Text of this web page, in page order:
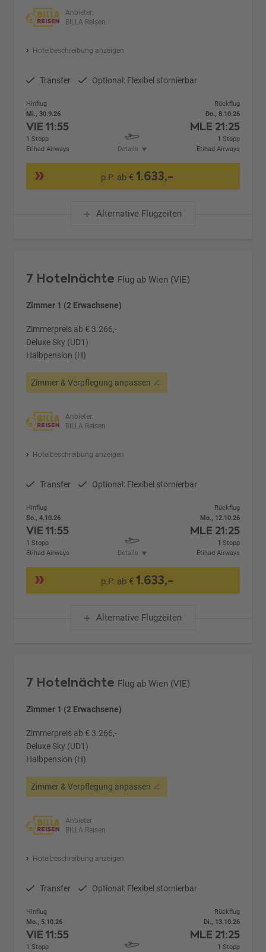
Anbieter:
BILLA Reisen
Hotelbeschreibung anzeigen
Transfer Optional: Flexibel stornierbar
Hinflug
Mi., 30.9.26
VIE11:55
1 Stopp
Etihad Airways
Details
Rückflug
Do., 8.10.26
MLE 21:25
1 Stopp
Etihad Airways
p.P. ab €1.633,-
Alternative Flugzeiten
7 Hotelnächte Flug ab Wien (VIE)
Zimmer 1 (2 Erwachsene)
Zimmerpreis ab € 3.266,-
Deluxe Sky (UD1)
Halbpension (H)
Zimmer & Verpflegung anpassen
Anbieter:
BILLA Reisen
Hotelbeschreibung anzeigen
Transfer Optional: Flexibel stornierbar
Hinflug
So., 4.10.26
VIE11:55
1 Stopp
Etihad Airways
Details
Rückflug
Mo., 12.10.26
MLE 21:25
1 Stopp
Etihad Airways
p.P. ab €1.633,-
Alternative Flugzeiten
7 Hotelnächte Flug ab Wien (VIE)
Zimmer 1 (2 Erwachsene)
Zimmerpreis ab € 3.266,-
Deluxe Sky (UD1)
Halbpension (H)
Zimmer & Verpflegung anpassen
Anbieter:
BILLA Reisen
Hotelbeschreibung anzeigen
Transfer Optional: Flexibel stornierbar
Hinflug
Mo., 5.10.26
VIE11:55
1 Stopp
Rückflug
Di., 13.10.26
MLE 21:25
1 Stopp